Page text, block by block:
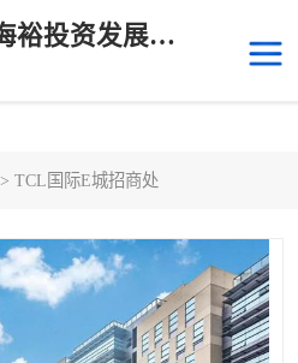
深圳市海裕投资发展有限公司
> TCL国际E城招商处
南山华侨城
深圳湾科技生态园